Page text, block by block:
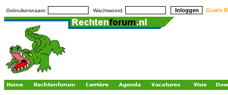
Gebruikersnaam: Wachtwoord: Gratis